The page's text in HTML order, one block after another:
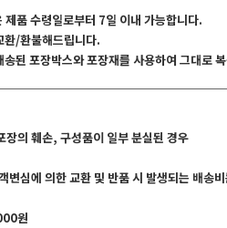
품 수령일로부터 7일 이내 가능합니다.
환/환불해드립니다.
된 포장박스와 포장재를 사용하여 그대로
의 훼손, 구성품이 일부 분실된 경우
심에 의한 교환 및 반품 시 발생되는 배송
원